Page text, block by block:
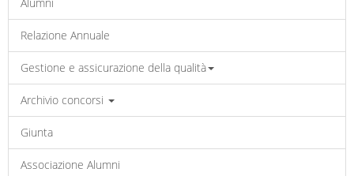
Relazione Annuale
Gestione e assicurazione della qualità
Archivio concorsi
Giunta
Associazione Alumni